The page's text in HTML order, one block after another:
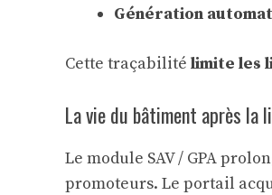
Génération
Cette traçabilité limite les
La vie du bâtiment après la
Le module SAV / GPA
promoteurs. Le portail